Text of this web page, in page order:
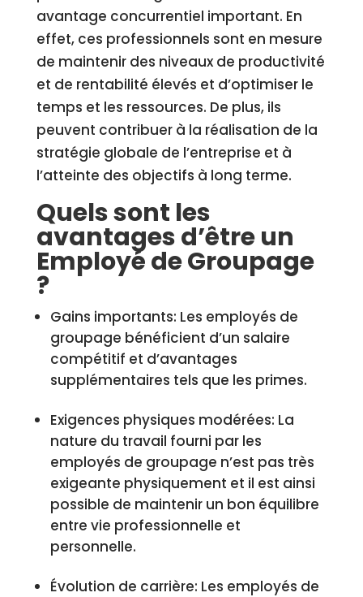
avantage concurrentiel important. En
effet, ces professionnels sont en mesure
de maintenir des niveaux de productivité
et de rentabilité élevés et d’optimiser le
temps et les ressources. De plus, ils
peuvent contribuer à la réalisation de la
stratégie globale de l’entreprise et à
l’atteinte des objectifs à long terme.
Quels sont les
avantages d’être un
Employé de Groupage
?
Gains importants: Les employés de
groupage bénéficient d’un salaire
compétitif et d’avantages
supplémentaires tels que les primes.
Exigences physiques modérées: La
nature du travail fourni par les
employés de groupage n’est pas très
exigeante physiquement et il est ainsi
possible de maintenir un bon équilibre
entre vie professionnelle et
personnelle.
Évolution de carrière: Les employés de